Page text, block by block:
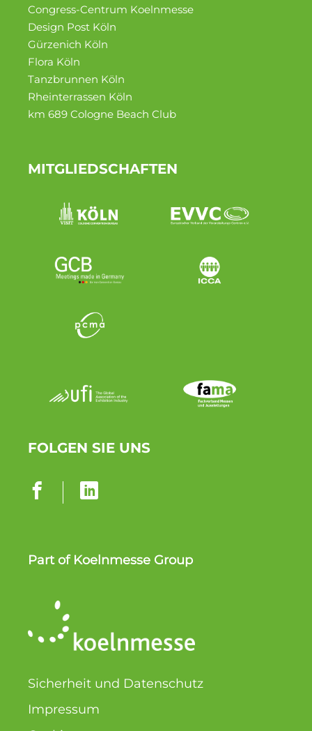
Congress-Centrum Koelnmesse
Design Post Köln
Gürzenich Köln
Flora Köln
Tanzbrun­nen Köln
Rheinter­rassen Köln
km 689 Cologne Beach Club
MITGLIEDSCHAFTEN
FOLGEN SIE UNS
Part of Koelnmesse Group
Sicherheit und Daten­schutz
Impressum